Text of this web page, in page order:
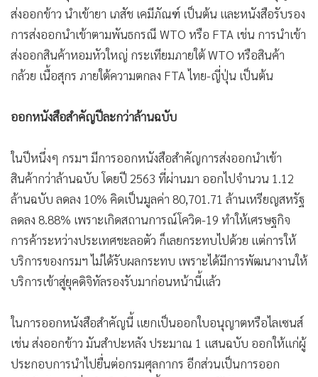
ส่งออกข้าว นำเข้ายา เภสัช เคมีภัณฑ์ เป็นต้น และหนังสือรับรอง
การส่งออกนำเข้าตามพันธกรณี WTO หรือ FTA เช่น การนำเข้า
ส่งออกสินค้าหอมหัวใหญ่ กระเทียมภายใต้ WTO หรือสินค้า
กล้วย เนื้อสุกร ภายใต้ความตกลง FTA ไทย-ญี่ปุ่น เป็นต้น
ออกหนังสือสำคัญปีละกว่าล้านฉบับ
ในปีหนึ่งๆ กรมฯ มีการออกหนังสือสำคัญการส่งออกนำเข้า
สินค้ากว่าล้านฉบับ โดยปี 2563 ที่ผ่านมา ออกไปจำนวน 1.12
ล้านฉบับ ลดลง 10% คิดเป็นมูลค่า 80,701.71 ล้านเหรียญสหรัฐ
ลดลง 8.88% เพราะเกิดสถานการณ์โควิด-19 ทำให้เศรษฐกิจ
การค้าระหว่างประเทศชะลอตัว ก็เลยกระทบไปด้วย แต่การให้
บริการของกรมฯ ไม่ได้รับผลกระทบ เพราะได้มีการพัฒนางานให้
บริการเข้าสู่ยุคดิจิทัลรองรับมาก่อนหน้านี้แล้ว
ในการออกหนังสือสำคัญนี้ แยกเป็นออกใบอนุญาตหรือไลเซนส์
เช่น ส่งออกข้าว มันสำปะหลัง ประมาณ 1 แสนฉบับ ออกให้แก่ผู้
ประกอบการนำไปยื่นต่อกรมศุลกากร อีกส่วนเป็นการออก